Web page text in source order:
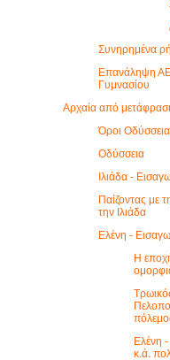
Συνηρημένα
Επανάληψη
Γυμνασίου
Αρχαία από
Όροι
Οδύσσεια
Ιλιάδα -
Παίζοντας με
την Ιλιάδα
Ελένη -
Η
Ελένη
κ.ά.